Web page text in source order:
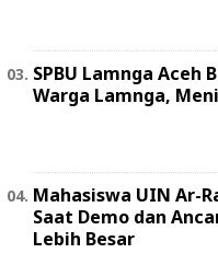
SPBU Lamnga Aceh
Warga Lamnga,
Mahasiswa UIN Ar-
Saat Demo dan
Lebih Besar